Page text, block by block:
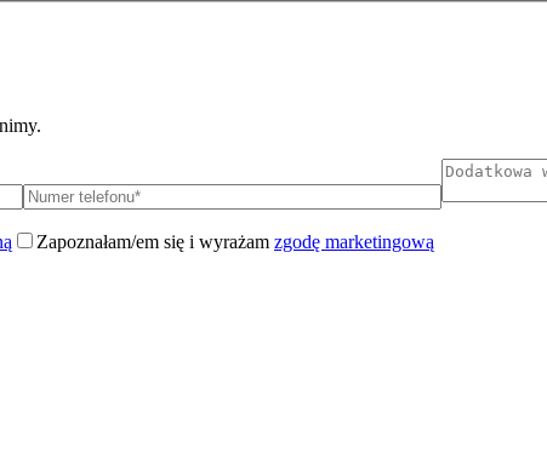
Zapoznałam/em się i wyrażam zgodę marketingową